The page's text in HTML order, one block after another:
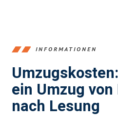
INFORMATIONEN
ein Umzug
nach Lesung